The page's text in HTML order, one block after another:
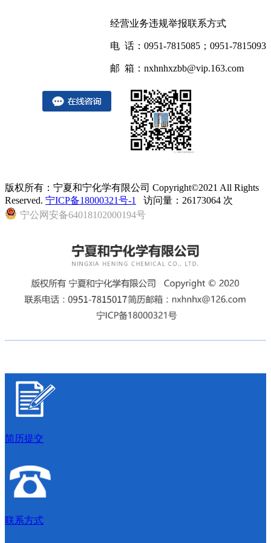
经营业务违规举报联系方式
电 话：0951-7815085；0951-7815093
邮 箱：nxhnhxzbb@vip.163.com
版权所有：宁夏和宁化学有限公司 Copyright©2021 All Rights
Reserved. 宁ICP备18000321号-1
访问量：26173064 次
宁公网安备64018102000194号
简历提交
联系方式